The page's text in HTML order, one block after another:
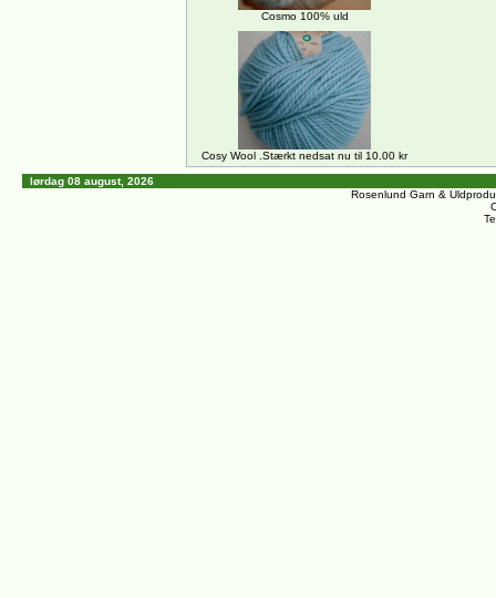
Cosmo 100% uld
Cosy Wool .Stærkt nedsat nu til 10.00 kr
lørdag 08 august, 2026
Rosenlund Garn &